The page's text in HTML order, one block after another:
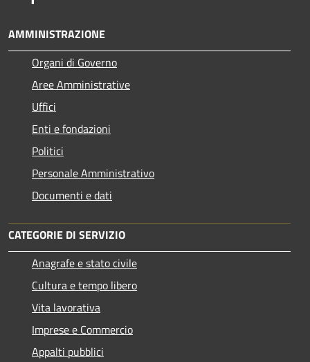
AMMINISTRAZIONE
Organi di Governo
Aree Amministrative
Uffici
Enti e fondazioni
Politici
Personale Amministrativo
Documenti e dati
CATEGORIE DI SERVIZIO
Anagrafe e stato civile
Cultura e tempo libero
Vita lavorativa
Imprese e Commercio
Appalti pubblici